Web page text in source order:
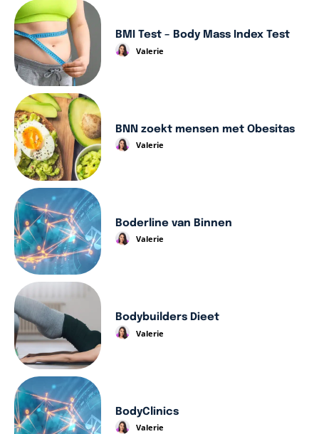
BMI Test – Body Mass Index Test
Valerie
BNN zoekt mensen met Obesitas
Valerie
Boderline van Binnen
Valerie
Bodybuilders Dieet
Valerie
BodyClinics
Valerie